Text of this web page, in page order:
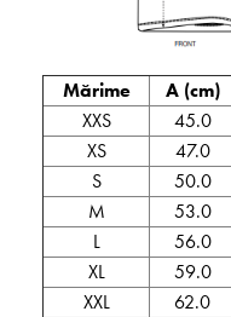
Mărime A (cm)
XXS
45.0
XS
47.0
S
50.0
M
53.0
L
56.0
XL
59.0
XXL
62.0